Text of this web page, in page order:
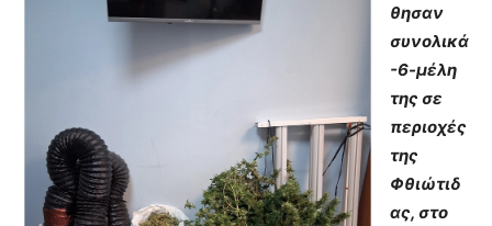
θησαν
συνολικά
-6-μέλη
της σε
περιοχές
της
Φθιώτιδ
ας, στο